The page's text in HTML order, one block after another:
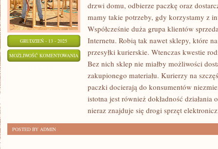
GRUDZIEŃ - 13 - 2025
MOŻLIWOŚĆ KOMENTOWANIA OBECNIE
INTERNET
drzwi domu, odbierze paczkę oraz
mamy takie potrzeby, gdy korzystamy z
Współcześnie duża grupa klientów
Internetu. Robią tak nawet sklepy, które
przesyłki kurierskie. Wtenczas kwestie
Bez nich sklep nie miałby możliwości
zakupionego materiału. Kurierzy na
paczki docierają do konsumentów
istotna jest również dokładność działania
nieraz znajduje się drogi sprzęt
POSTED BY ADMIN